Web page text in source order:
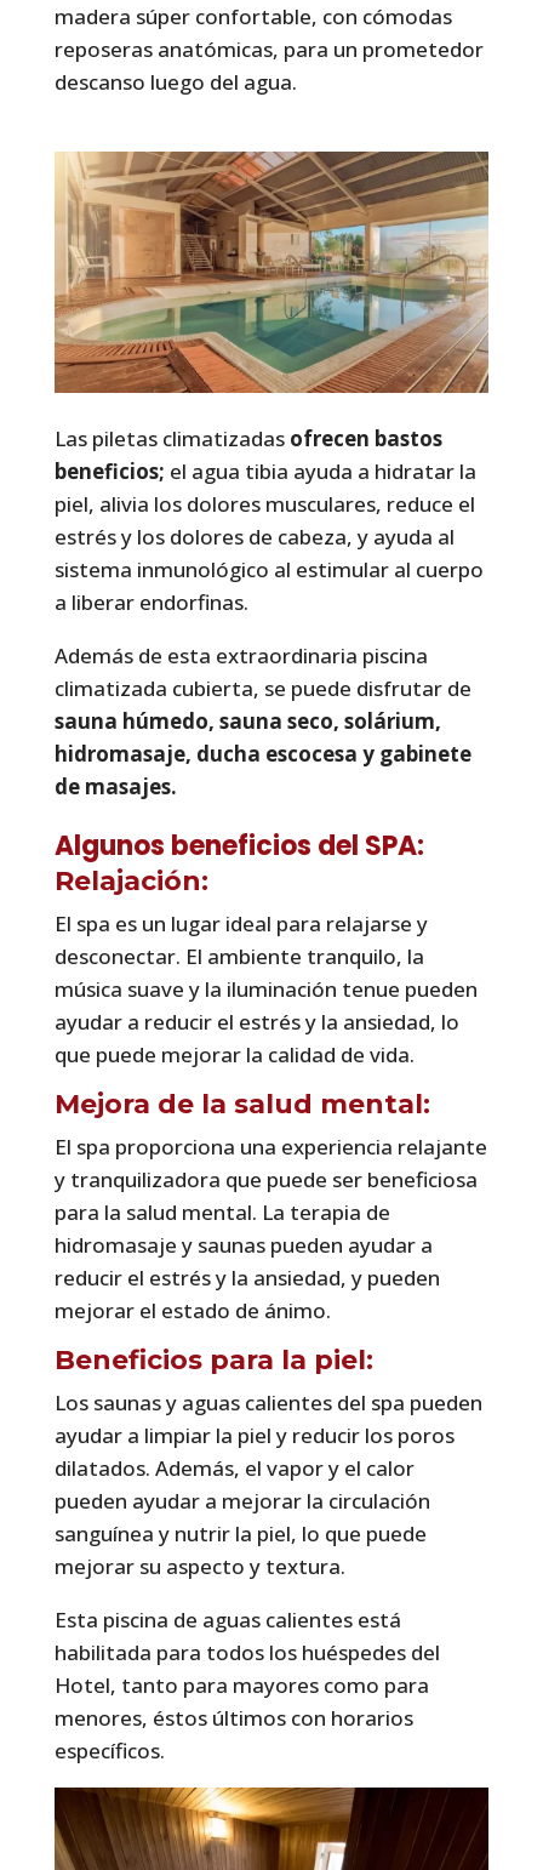
madera súper confortable, con cómodas
reposeras anatómicas, para un prometedor
descanso luego del agua.
Las piletas climatizadas ofrecen bastos
beneficios; el agua tibia ayuda a hidratar la
piel, alivia los dolores musculares, reduce el
estrés y los dolores de cabeza, y ayuda al
sistema inmunológico al estimular al cuerpo
a liberar endorfinas.
Además de esta extraordinaria piscina
climatizada cubierta, se puede disfrutar de
sauna húmedo, sauna seco, solárium,
hidromasaje, ducha escocesa y gabinete
de masajes.
Algunos beneficios del SPA:
Relajación:
El spa es un lugar ideal para relajarse y
desconectar. El ambiente tranquilo, la
música suave y la iluminación tenue pueden
ayudar a reducir el estrés y la ansiedad, lo
que puede mejorar la calidad de vida.
Mejora de la salud mental:
El spa proporciona una experiencia relajante
y tranquilizadora que puede ser beneficiosa
para la salud mental. La terapia de
hidromasaje y saunas pueden ayudar a
reducir el estrés y la ansiedad, y pueden
mejorar el estado de ánimo.
Beneficios para la piel:
Los saunas y aguas calientes del spa pueden
ayudar a limpiar la piel y reducir los poros
dilatados. Además, el vapor y el calor
pueden ayudar a mejorar la circulación
sanguínea y nutrir la piel, lo que puede
mejorar su aspecto y textura.
Esta piscina de aguas calientes está
habilitada para todos los huéspedes del
Hotel, tanto para mayores como para
menores, éstos últimos con horarios
específicos.